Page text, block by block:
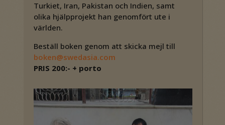
Turkiet, Iran, Pakistan och Indien, samt
olika hjälpprojekt han genomfört ute i
världen.
Beställ boken genom att skicka mejl till
boken@swedasia.com
PRIS 200:- + porto